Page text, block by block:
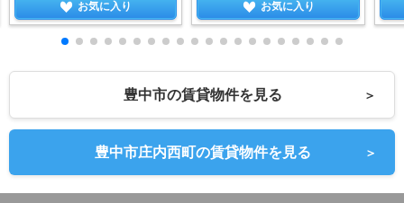
お気に入り お気に入り
豊中市の賃貸物件を見る ＞
豊中市庄内西町の賃貸物件を見る ＞